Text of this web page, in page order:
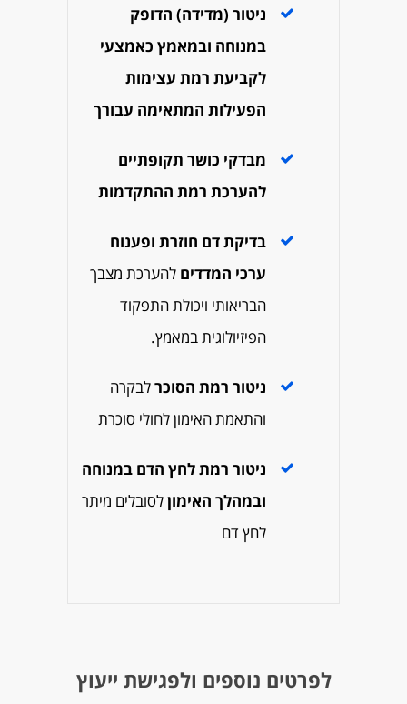
ניטור (מדידה) הדופק
במנוחה ובמאמץ כאמצעי
לקביעת רמת עצימות
הפעילות המתאימה עבורך
מבדקי כושר תקופתיים
להערכת רמת ההתקדמות
בדיקת דם חוזרת ופענוח
ערכי המדדים להערכת מצבך
הבריאותי ויכולתהתפקוד
הפיזיולוגית במאמץ.
ניטור רמת הסוכרלבקרה
והתאמת האימון לחולי סוכרת
ניטור רמת לחץ הדם במנוחה
ובמהלך האימוןלסובלים מיתר
לחץ דם
לפרטים נוספים ולפגישת ייעוץ